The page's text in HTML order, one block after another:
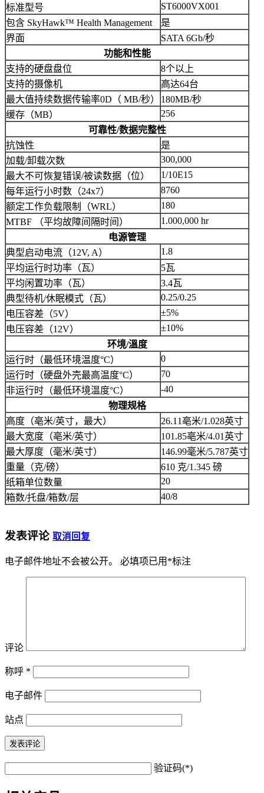
标准型号
ST6000VX001
包含 SkyHawk™ Health Management
是
界面
SATA 6Gb/秒
功能和性能
支持的硬盘盘位
8个以上
支持的摄像机
高达64台
最大值持续数据传输率0D（ MB/秒）
180MB/秒
缓存（MB）
256
可靠性/数据完整性
抗蚀性
是
加载/卸载次数
300,000
最大不可恢复错误/被读数据（位）
1/10E15
每年运行小时数（24x7）
8760
额定工作负载限制（WRL）
180
MTBF （平均故障间隔时间）
1.000,000 hr
电源管理
典型启动电流（12V, A）
1.8
平均运行时功率（瓦）
5瓦
平均闲置功率（瓦）
3.4瓦
典型待机/休眠模式（瓦）
0.25/0.25
电压容差（5V）
±5%
电压容差（12V）
±10%
环境/溫度
运行时（最低环境温度°C）
0
运行时（硬盘外壳最高温度°C）
70
非运行时（最低环境温度°C）
-40
物理规格
高度（亳米/英寸，最大）
26.11亳米/1.028英寸
最大宽度（亳米/英寸）
101.85亳米/4.01英寸
最大厚度（毫米/英寸）
146.99毫米/5.787英寸
重量（克/磅）
610 克/1.345 磅
纸箱单位数量
20
箱数/托盘/箱数/层
40/8
发表评论 取消回复
电子邮件地址不会被公开。 必填项已用 *标注
评论
称呼 *
电子邮件
站点
验证码(*)